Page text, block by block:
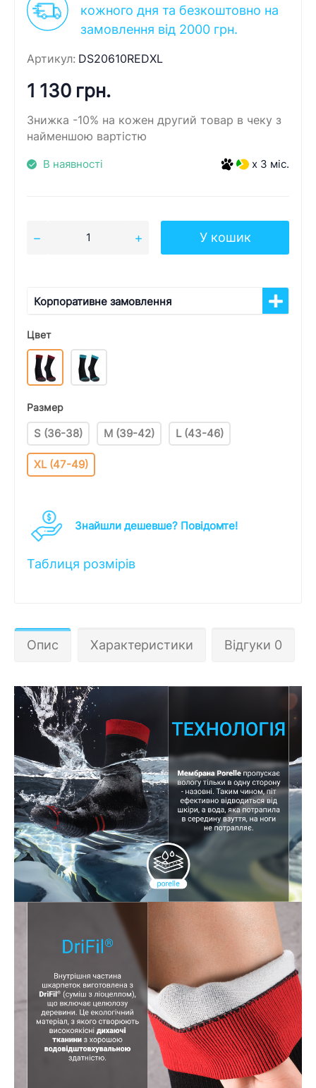
кожного дня та безкоштовно на
замовлення від 2000 грн.
Артикул: DS20610REDXL
1 130 грн.
Знижка -10% на кожен другий товар в чеку з
найменшою вартістю
В наявності x 3 міс.
У кошик
Корпоративне замовлення
Цвет
Размер
S (36-38) M (39-42) L (43-46)
XL (47-49)
Знайшли дешевше? Повідомте!
Таблиця розмірів
Опис Характеристики Відгуки 0